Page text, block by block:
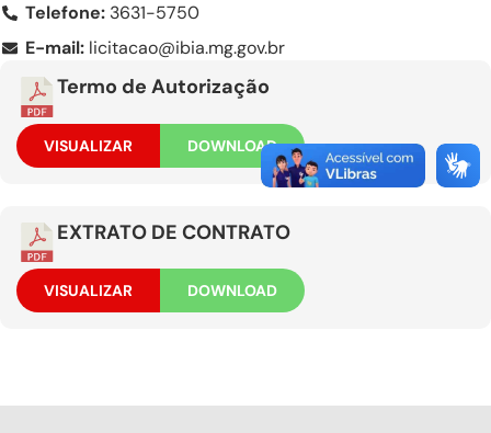
Telefone: 3631-5750
E-mail: licitacao@ibia.mg.gov.br
Termo de Autorização
VISUALIZAR DOWNLOAD
EXTRATO DE CONTRATO
VISUALIZAR DOWNLOAD